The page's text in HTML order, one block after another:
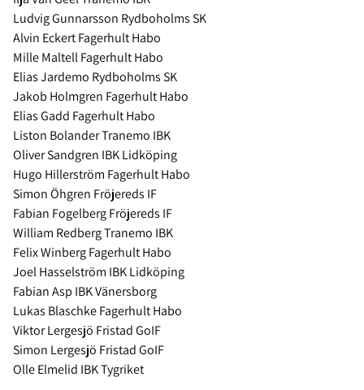
Ludvig Gunnarsson Rydboholms SK
Alvin Eckert Fagerhult Habo
Mille Maltell Fagerhult Habo
Elias Jardemo Rydboholms SK
Jakob Holmgren Fagerhult Habo
Elias Gadd Fagerhult Habo
Liston Bolander Tranemo IBK
Oliver Sandgren IBK Lidköping
Hugo Hillerström Fagerhult Habo
Simon Öhgren Fröjereds IF
Fabian Fogelberg Fröjereds IF
William Redberg Tranemo IBK
Felix Winberg Fagerhult Habo
Joel Hasselström IBK Lidköping
Fabian Asp IBK Vänersborg
Lukas Blaschke Fagerhult Habo
Viktor Lergesjö Fristad GoIF
Simon Lergesjö Fristad GoIF
Olle Elmelid IBK Tygriket